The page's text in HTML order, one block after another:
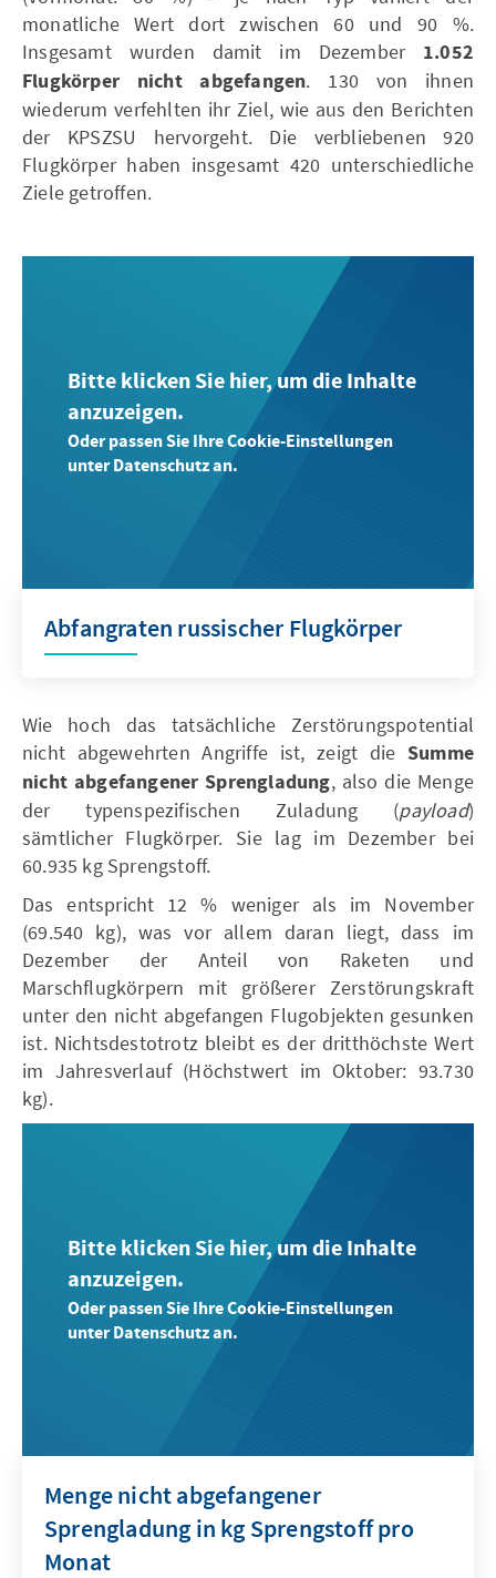
monatliche Wert dort zwischen 60 und 90 %.
Insgesamt wurden damit im Dezember 1.052
Flugkörper nicht abgefangen. 130 von ihnen
wiederum verfehlten ihr Ziel, wie aus den Berichten
der KPSZSU hervorgeht. Die verbliebenen 920
Flugkörper haben insgesamt 420 unterschiedliche
Ziele getroffen.
Bitte klicken Sie hier, um die Inhalte
anzuzeigen.
Oder passen Sie Ihre Cookie-Einstellungen
unter Datenschutz an.
Abfangraten russischer Flugkörper
Wie hoch das tatsächliche Zerstörungspotential
nicht abgewehrten Angriffe ist, zeigt die Summe
nicht abgefangener Sprengladung, also die Menge
der typenspezifischen Zuladung (payload)
sämtlicher Flugkörper. Sie lag im Dezember bei
60.935 kg Sprengstoff.
Das entspricht 12 % weniger als im November
(69.540 kg), was vor allem daran liegt, dass im
Dezember der Anteil von Raketen und
Marschflugkörpern mit größerer Zerstörungskraft
unter den nicht abgefangen Flugobjekten gesunken
ist. Nichtsdestotrotz bleibt es der dritthöchste Wert
im Jahresverlauf (Höchstwert im Oktober: 93.730
kg).
Bitte klicken Sie hier, um die Inhalte
anzuzeigen.
Oder passen Sie Ihre Cookie-Einstellungen
unter Datenschutz an.
Menge nicht abgefangener
Sprengladung in kg Sprengstoff pro
Monat